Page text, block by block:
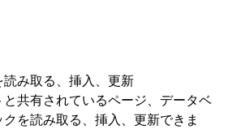
読み取る、挿入、更新
と共有されているページ、データベ
を読み取る、挿入、更新できま